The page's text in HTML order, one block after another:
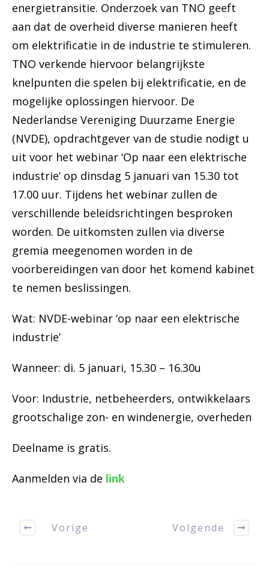
energietransitie. Onderzoek van TNO geeft
aan dat de overheid diverse manieren heeft
om elektrificatie in de industrie te stimuleren.
TNO verkende hiervoor belangrijkste
knelpunten die spelen bij elektrificatie, en de
mogelijke oplossingen hiervoor. De
Nederlandse Vereniging Duurzame Energie
(NVDE), opdrachtgever van de studie nodigt u
uit voor het webinar ‘Op naar een elektrische
industrie’ op dinsdag 5 januari van 15.30 tot
17.00 uur. Tijdens het webinar zullen de
verschillende beleidsrichtingen besproken
worden. De uitkomsten zullen via diverse
gremia meegenomen worden in de
voorbereidingen van door het komend kabinet
te nemen beslissingen.
Wat: NVDE-webinar ‘op naar een elektrische
industrie’
Wanneer: di. 5 januari, 15.30 – 16.30u
Voor: Industrie, netbeheerders, ontwikkelaars
grootschalige zon- en windenergie, overheden
Deelname is gratis.
Aanmelden via de link
Vorige Volgende